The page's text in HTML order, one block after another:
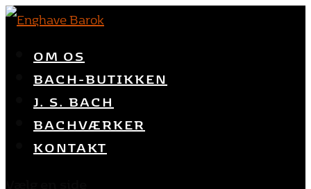
OM OS
BACH-BUTIKKEN
J. S. BACH
BACHVÆRKER
KONTAKT